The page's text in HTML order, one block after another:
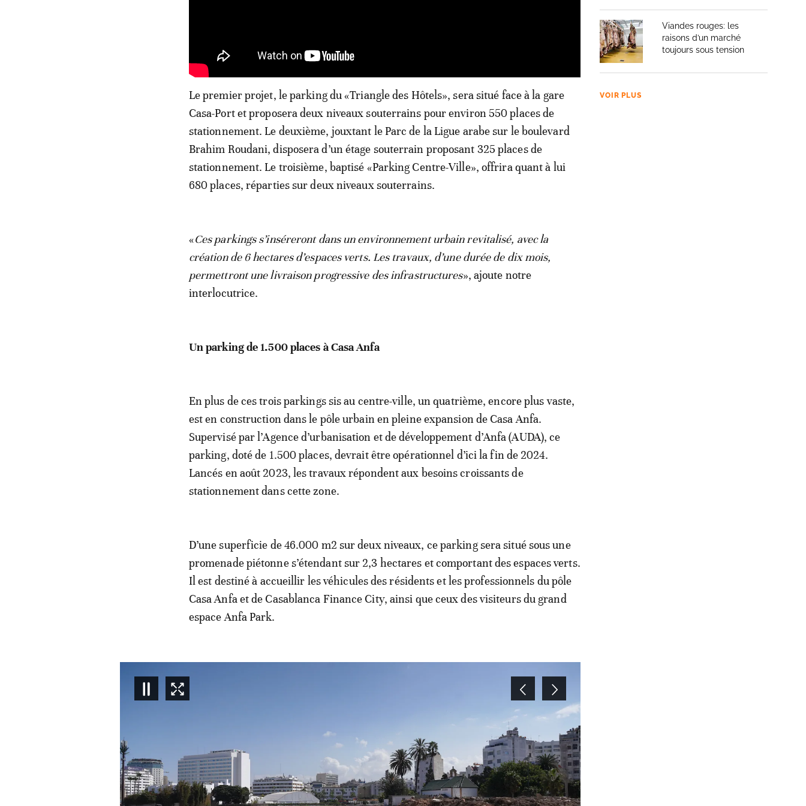
Le premier projet, le parking du «Triangle des Hôtels», sera situé face à la gare
Casa-Port et proposera deux niveaux souterrains pour environ 550 places de
stationnement. Le deuxième, jouxtant le Parc de la Ligue arabe sur le boulevard
Brahim Roudani, disposera d’un étage souterrain proposant 325 places de
stationnement. Le troisième, baptisé «Parking Centre-Ville», offrira quant à lui
680 places, réparties sur deux niveaux souterrains.
«Ces parkings s’inséreront dans un environnement urbain revitalisé, avec la
création de 6 hectares d’espaces verts. Les travaux, d’une durée de dix mois,
permettront une livraison progressive des infrastructures», ajoute notre
interlocutrice.
Un parking de 1.500 places à Casa Anfa
En plus de ces trois parkings sis au centre-ville, un quatrième, encore plus vaste,
est en construction dans le pôle urbain en pleine expansion de Casa Anfa.
Supervisé par l’Agence d’urbanisation et de développement d’Anfa (AUDA), ce
parking, doté de 1.500 places, devrait être opérationnel d’ici la fin de 2024.
Lancés en août 2023, les travaux répondent aux besoins croissants de
stationnement dans cette zone.
D’une superficie de 46.000 m2 sur deux niveaux, ce parking sera situé sous une
promenade piétonne s’étendant sur 2,3 hectares et comportant des espaces verts.
Il est destiné à accueillir les véhicules des résidents et les professionnels du pôle
Casa Anfa et de Casablanca Finance City, ainsi que ceux des visiteurs du grand
espace Anfa Park.
Viandes rouges: les
raisons d’un marché
toujours sous tension
VOIR PLUS